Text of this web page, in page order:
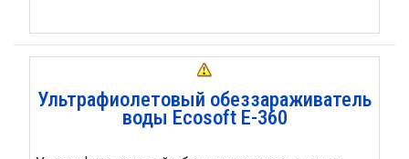
Ультрафиолетовый обеззараживатель
воды Ecosoft E-360